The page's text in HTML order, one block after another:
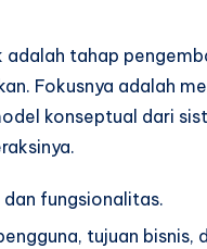
adalah tahap
Fokusnya adalah
konseptual dari
dan fungsionalitas.
tujuan bisnis,